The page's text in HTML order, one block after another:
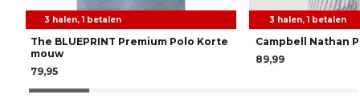
3 halen, 1 betalen
The BLUEPRINT Premium Polo Korte
mouw
79,95
3 halen, 1 betalen
Campbell Nathan
89,99